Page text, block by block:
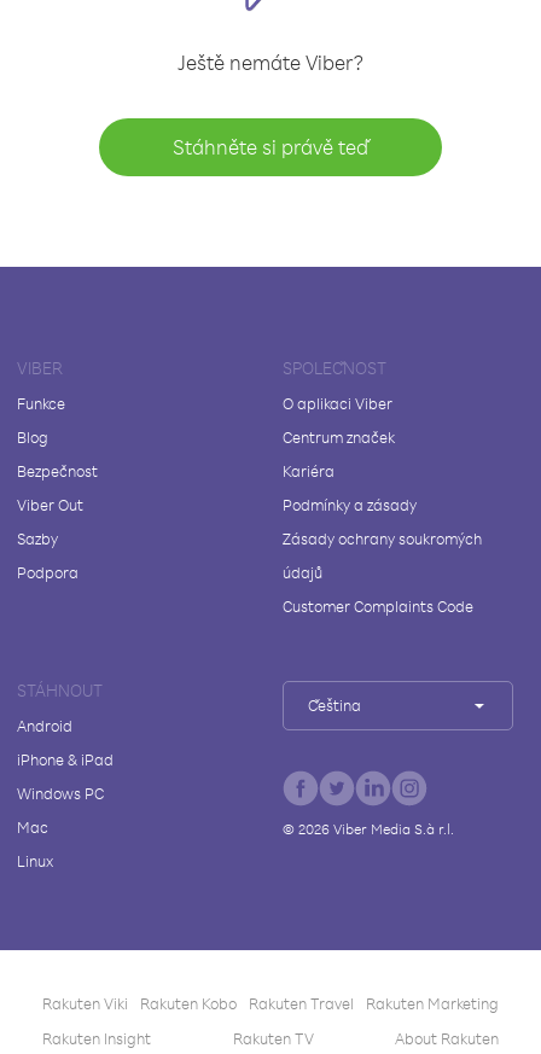
Ještě nemáte Viber?
Stáhněte si právě teď
VIBER
Funkce
Blog
Bezpečnost
Viber Out
Sazby
Podpora
SPOLEČNOST
O aplikaci Viber
Centrum značek
Kariéra
Podmínky a zásady
Zásady ochrany soukromých
údajů
Customer Complaints Code
STÁHNOUT
Android
iPhone & iPad
Windows PC
Mac
Linux
Čeština
© 2026Viber Media S.à r.l.
Rakuten Viki Rakuten Kobo Rakuten Travel
Rakuten Marketing
Rakuten Insight
Rakuten TV About Rakuten